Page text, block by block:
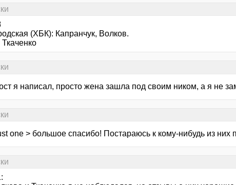
(ХБК): Капранчук, Волков.
я написал, просто жена зашла под своим ником, а я не
one > большое спасибо! Постараюсь к кому-нибудь из них